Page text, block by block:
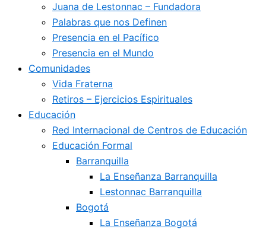
Juana de Lestonnac – Fundadora
Palabras que nos Definen
Presencia en el Pacífico
Presencia en el Mundo
Comunidades
Vida Fraterna
Retiros – Ejercicios Espirituales
Educación
Red Internacional de Centros de Educación
Educación Formal
Barranquilla
La Enseñanza Barranquilla
Lestonnac Barranquilla
Bogotá
La Enseñanza Bogotá